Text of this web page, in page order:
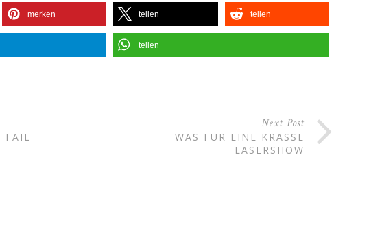
merken teilen teilen
teilen
Next Post
WAS FÜR EINE KRASSE
LASERSHOW